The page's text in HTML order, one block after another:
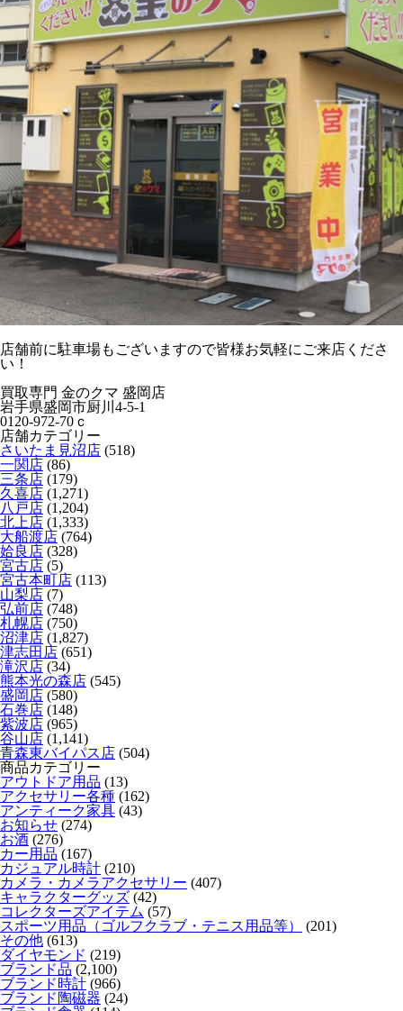
店舗前に駐車場もございますので皆様お気軽にご来店くださ
い！
買取専門 金のクマ 盛岡店
岩手県盛岡市厨川4-5-1
0120-972-70ｃ
店舗カテゴリー
さいたま見沼店 (518)
一関店 (86)
三条店 (179)
久喜店 (1,271)
八戸店 (1,204)
北上店 (1,333)
大船渡店 (764)
姶良店 (328)
宮古店 (5)
宮古本町店 (113)
山梨店 (7)
弘前店 (748)
札幌店 (750)
沼津店 (1,827)
津志田店 (651)
滝沢店 (34)
熊本光の森店 (545)
盛岡店 (580)
石巻店 (148)
紫波店 (965)
谷山店 (1,141)
青森東バイパス店 (504)
商品カテゴリー
アウトドア用品 (13)
アクセサリー各種 (162)
アンティーク家具 (43)
お知らせ (274)
お酒 (276)
カー用品 (167)
カジュアル時計 (210)
カメラ・カメラアクセサリー (407)
キャラクターグッズ (42)
コレクターズアイテム (57)
スポーツ用品（ゴルフクラブ・テニス用品等）
(201)
その他 (613)
ダイヤモンド (219)
ブランド品 (2,100)
ブランド時計 (966)
ブランド陶磁器 (24)